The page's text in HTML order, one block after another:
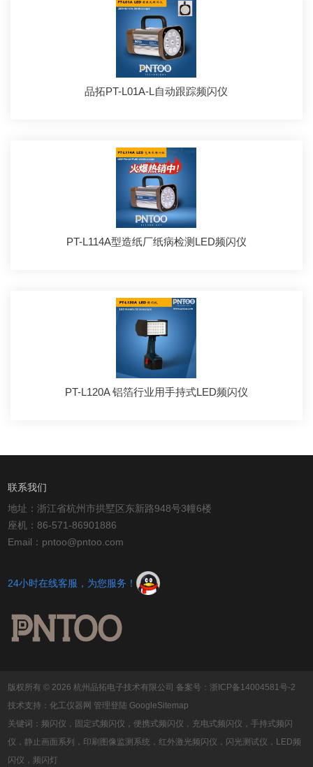
品拓PT-L01A-L自动跟踪频闪仪
PT-L114A型造纸厂纸病检测LED频闪仪
PT-L120A 铝箔行业用手持式LED频闪仪
联系我们
地址：浙江省杭州市拱墅区东新路948号3幢6楼
座机：86-571-86901886
Email：pntoo@pntoo.com
24小时在线客服，为您服务！
版权所有 © 2026 杭州品拓电子技术有限公司备案号：浙ICP备14004581号-2
技术支持：化工仪器网 管理登陆 GoogleSitemap
关键词：频闪仪，固定式频闪仪，便携式频闪仪，充电式频闪仪，手持式频闪
仪，静止画面系列，印刷图像监测系统，红外激光频闪仪，闪光测试仪，LED频
闪仪，频闪灯